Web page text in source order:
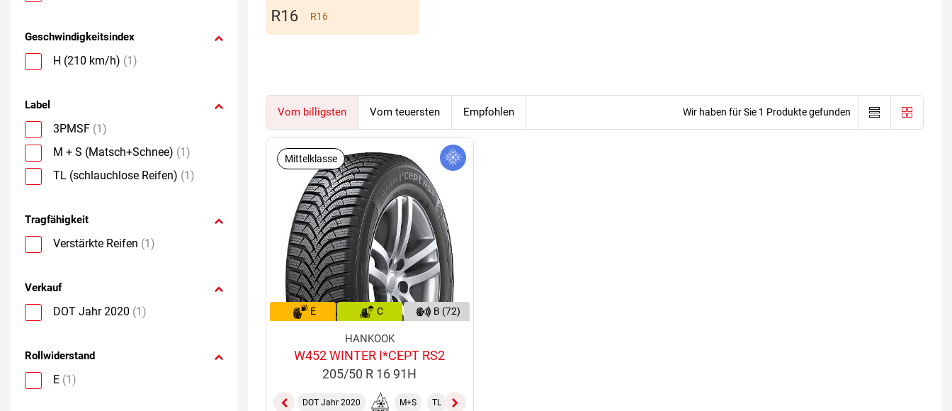
Geschwindigkeitsindex
H (210 km/h) (1)
Label
3PMSF (1)
M + S (Matsch+Schnee) (1)
TL (schlauchlose Reifen) (1)
Tragfähigkeit
Verstärkte Reifen (1)
Verkauf
DOT Jahr 2020 (1)
Rollwiderstand
E (1)
R16
Vom billigsten Vom teuersten Empfohlen Wir haben für Sie 1 Produkte gefunden
Mittelklasse
E C B (72)
HANKOOK
W452 WINTER I*CEPT RS2
205/50 R 16 91H
DOT Jahr 2020 M+S TL XL